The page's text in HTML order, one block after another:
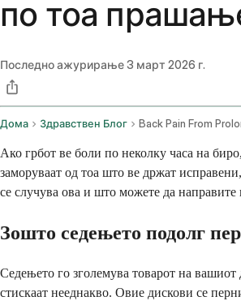
по тоа
Последно ажурирање3 март 2026 г.
Дома Здравствен Блог
Ако грбот ве боли по неколку часа на
заморуваат од тоа што ве држат
се случува ова и што можете да направите
Зошто седењето подолг
Седењето го зголемува товарот на вашиот
стискаат нееднакво. Овие дискови се